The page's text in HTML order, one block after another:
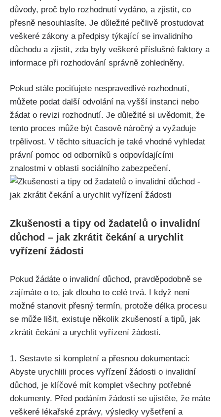
důvody, proč bylo rozhodnutí vydáno, a zjistit, co
přesně nesouhlasíte. Je důležité pečlivě prostudovat
veškeré zákony a předpisy týkající se invalidního
důchodu a zjistit, zda byly veškeré příslušné faktory a
informace při rozhodování správně zohledněny.
Pokud stále pociťujete nespravedlivé rozhodnutí,
můžete podat další odvolání na vyšší instanci nebo
žádat o revizi rozhodnutí. Je důležité si uvědomit, že
tento proces může být časově náročný a vyžaduje
trpělivost. V těchto situacích je také vhodné vyhledat
právní pomoc od odborníků s odpovídajícími
znalostmi v oblasti sociálního zabezpečení.
Zkušenosti a tipy od žadatelů o invalidní
důchod – jak zkrátit čekání a urychlit
vyřízení žádosti
Pokud žádáte o invalidní důchod, pravděpodobně se
zajímáte o to, jak dlouho to celé trvá. I když není
možné stanovit přesný termín, protože délka procesu
se může lišit, existuje několik zkušeností a tipů, jak
zkrátit čekání a urychlit vyřízení žádosti.
1. Sestavte si kompletní a přesnou dokumentaci:
Abyste urychlili proces vyřízení žádosti o invalidní
důchod, je klíčové mít komplet všechny potřebné
dokumenty. Před podáním žádosti se ujistěte, že máte
veškeré lékařské zprávy, výsledky vyšetření a